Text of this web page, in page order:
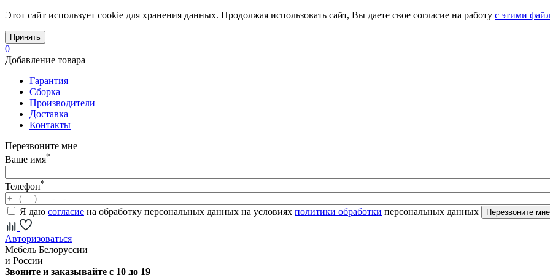
Этот сайт использует cookie для хранения данных. Продолжая использовать сайт, Вы даете свое согласие на работу с этими
Принять
0
Добавление товара
Гарантия
Сборка
Производители
Доставка
Контакты
Перезвоните мне
Ваше имя*
Телефон*
Я даю согласие на обработку персональных данных на условиях политики обработки персональных данных
Авторизоваться
Мебель Белоруссии
и России
Звоните и заказывайте с 10 до 19